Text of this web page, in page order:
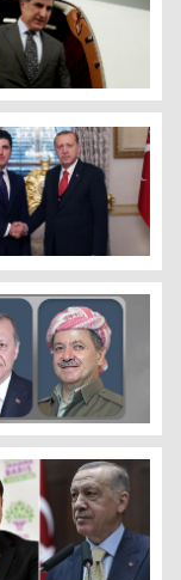
رئیس اقلیم
رئیس اقلیم
پرزیدنت مسعود